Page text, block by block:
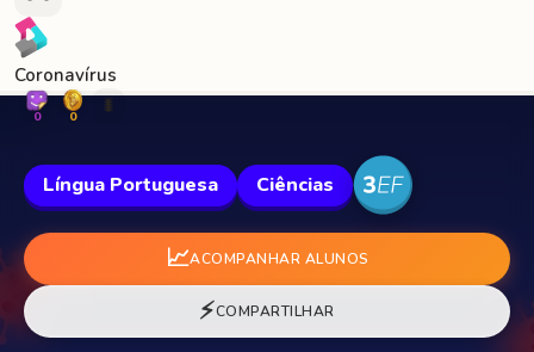
Coronavírus
0 0 🐛
Língua Portuguesa Ciências
📈ACOMPANHAR ALUNOS
⚡COMPARTILHAR